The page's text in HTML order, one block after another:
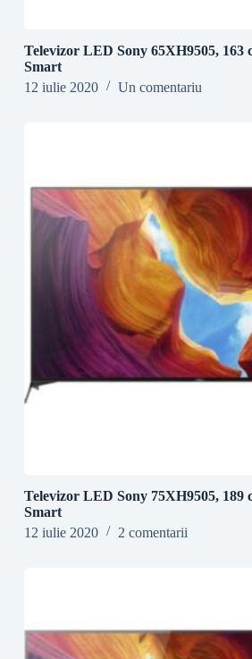
Televizor LED Sony 65XH9505, 163
Smart
12 iulie 2020
Un comentariu
Televizor LED Sony 75XH9505, 189
Smart
12 iulie 2020
2 comentarii